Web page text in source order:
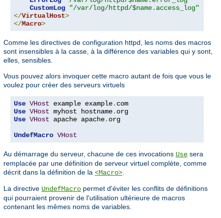
CustomLog
"/var/log/httpd/$name.access_log"
</VirtualHost>
</Macro>
Comme les directives de configuration httpd, les noms des macros
sont insensibles à la casse, à la différence des variables qui y sont,
elles, sensibles.
Vous pouvez alors invoquer cette macro autant de fois que vous le
voulez pour créer des serveurs virtuels
Use VHost example example.
Use VHost myhost hostname.
Use VHost apache apache. org
UndefMacro VHost
Au démarrage du serveur, chacune de ces invocations Use sera
remplacée par une définition de serveur virtuel complète, comme
décrit dans la définition de la <Macro>.
La directive UndefMacro permet d'éviter les conflits de définitions
qui pourraient provenir de l'utilisation ultérieure de macros
contenant les mêmes noms de variables.